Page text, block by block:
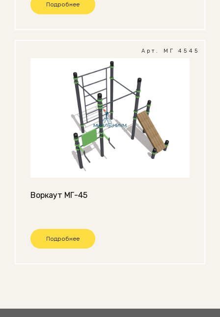
Подробнее
Арт. МГ 4545
Воркаут МГ-45
Подробнее